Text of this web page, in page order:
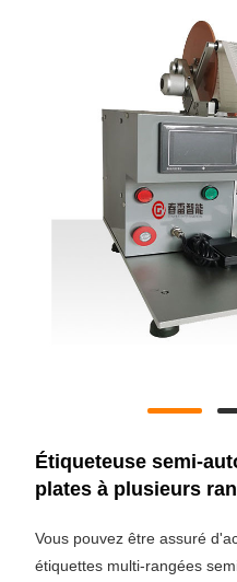
Étiqueteuse semi-
plates à plusieurs
Vous pouvez être assuré
étiquettes multi-rangées